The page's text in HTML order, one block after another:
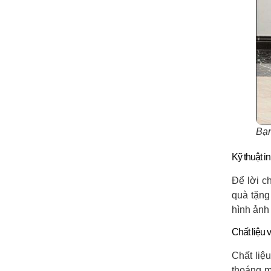
Kỹ thuật in
Để lời
quà
hình
Chất liệu
Chất